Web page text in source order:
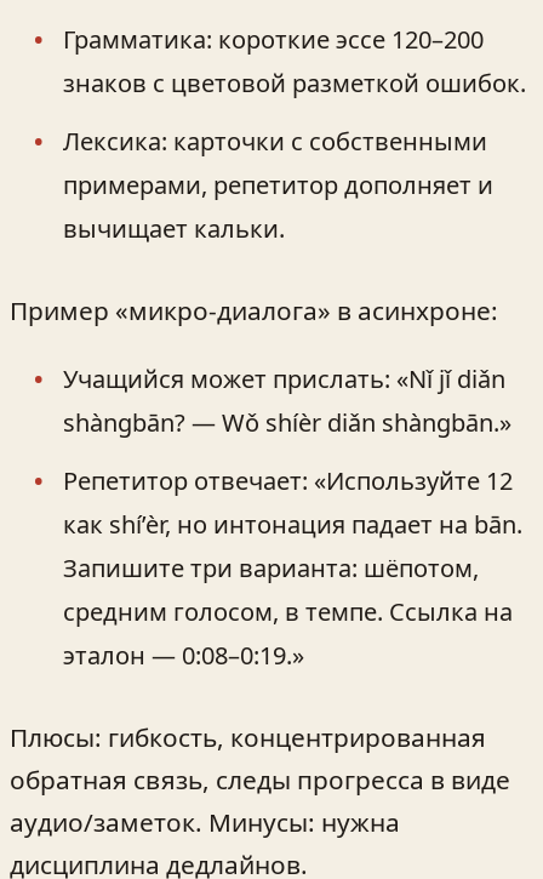
Грамматика: короткие эссе 120–200
знаков с цветовой разметкой ошибок.
Лексика: карточки с собственными
примерами, репетитор дополняет и
вычищает кальки.
Пример «микро-диалога» в асинхроне:
Учащийся может прислать: «Nǐ jǐ diǎn
shàngbān? — Wǒ shíèr diǎn shàngbān.»
Репетитор отвечает: «Используйте 12
как shí’èr, но интонация падает на bān.
Запишите три варианта: шёпотом,
средним голосом, в темпе. Ссылка на
эталон — 0:08–0:19.»
Плюсы: гибкость, концентрированная
обратная связь, следы прогресса в виде
аудио/заметок. Минусы: нужна
дисциплина дедлайнов.